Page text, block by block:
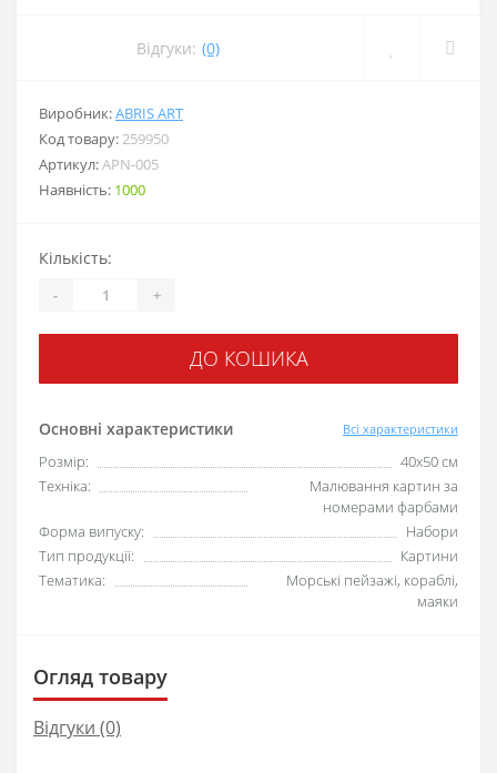
Відгуки: (0)
Виробник:ABRIS ART
Код товару:259950
Артикул:APN-005
Наявність: 1000
Основні характеристики Всі характеристики
Розмір:
40x50 см
Техніка:
Малювання картин за
номерами фарбами
Форма випуску:
Набори
Тип продукції:
Картини
Тематика:
Морські пейзажі, кораблі,
маяки
Кількість:
- +
ДО КОШИКА
Огляд товару
Відгуки (0)